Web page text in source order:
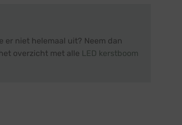
er niet helemaal uit? Neem dan
overzicht met alle LED kerstboom